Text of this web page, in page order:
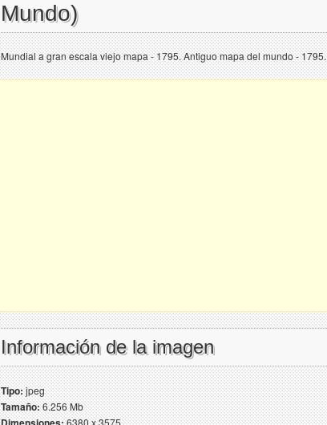
Mundo)
Mundial a gran escala viejo mapa - 1795. Antiguo mapa del mundo - 1795.
Información de la imagen
Tipo:jpeg
Tamaño:6.256 Mb
6380 x 3575